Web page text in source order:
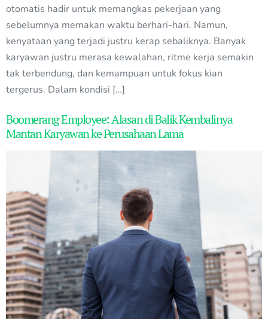
otomatis hadir untuk memangkas pekerjaan yang
sebelumnya memakan waktu berhari-hari. Namun,
kenyataan yang terjadi justru kerap sebaliknya. Banyak
karyawan justru merasa kewalahan, ritme kerja semakin
tak terbendung, dan kemampuan untuk fokus kian
tergerus. Dalam kondisi […]
Boomerang Employee: Alasan di Balik Kembalinya
Mantan Karyawan ke Perusahaan Lama